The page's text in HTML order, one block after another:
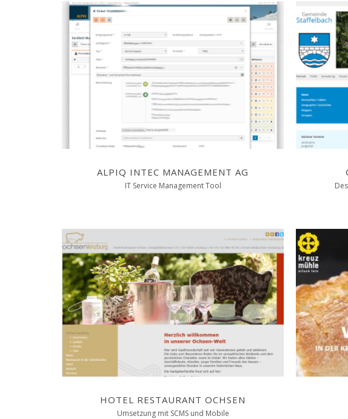
ALPIQ INTEC MANAGEMENT AG
IT Service Management Tool
HOTEL RESTAURANT OCHSEN
Umsetzung mit SCMS und Mobile